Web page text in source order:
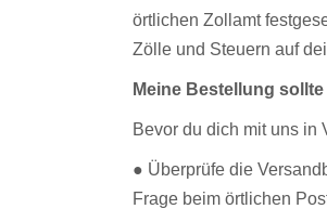
örtlichen Zollamt
Zölle und Steuern auf
Meine Bestellung
Bevor du dich mit uns in
● Überprüfe die
Frage beim örtlichen